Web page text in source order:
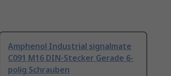
Amphenol Industrial signalmate
C091 M16 DIN-Stecker Gerade 6-
polig Schrauben